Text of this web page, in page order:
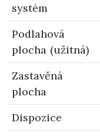
systém
Podlahová
plocha (užitná)
Zastavěná
plocha
Dispozice